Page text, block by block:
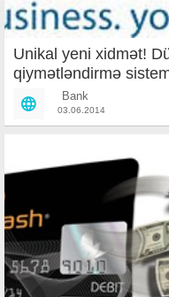
Unikal yeni xidmət!
qiymətləndirmə
Bank
03.06.2014